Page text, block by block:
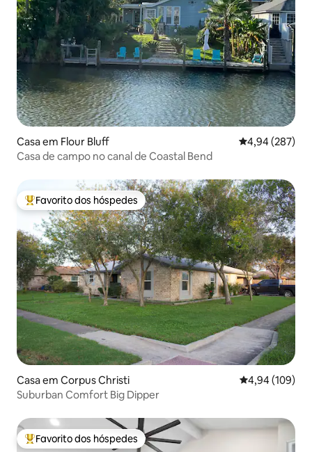
Casa em Flour Bluff Classificação
4,94 (287)
Casa de campo no canal de Coastal Bend
Favoritos dos hóspedes mais apreciados
Favorito dos hóspedes
Casa em Corpus Christi Classificação
4,94 (109)
Suburban Comfort Big Dipper
Favoritos dos hóspedes mais apreciados
Favorito dos hóspedes